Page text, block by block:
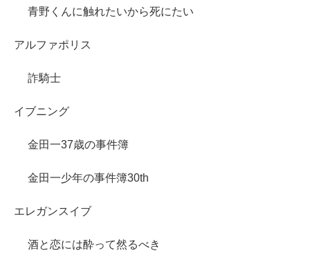
青野くんに触れたいから死にたい
アルファポリス
詐騎士
イブニング
金田一37歳の事件簿
金田一少年の事件簿30th
エレガンスイブ
酒と恋には酔って然るべき